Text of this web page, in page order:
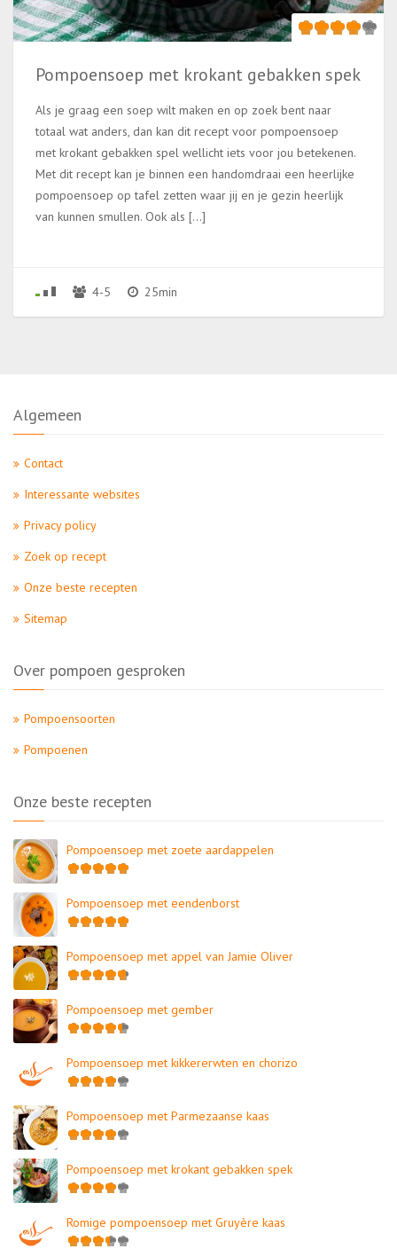
Pompoensoep met krokant gebakken spek
Als je graag een soep wilt maken en op zoek bent naar
totaal wat anders, dan kan dit recept voor pompoensoep
met krokant gebakken spel wellicht iets voor jou betekenen.
Met dit recept kan je binnen een handomdraai een heerlijke
pompoensoep op tafel zetten waar jij en je gezin heerlijk
van kunnen smullen. Ook als […]
4-5 25min
Algemeen
Contact
Interessante websites
Privacy policy
Zoek op recept
Onze beste recepten
Sitemap
Over pompoen gesproken
Pompoensoorten
Pompoenen
Onze beste recepten
Pompoensoep met zoete aardappelen
Pompoensoep met eendenborst
Pompoensoep met appel van Jamie Oliver
Pompoensoep met gember
Pompoensoep met kikkererwten en chorizo
Pompoensoep met Parmezaanse kaas
Pompoensoep met krokant gebakken spek
Romige pompoensoep met Gruyère kaas